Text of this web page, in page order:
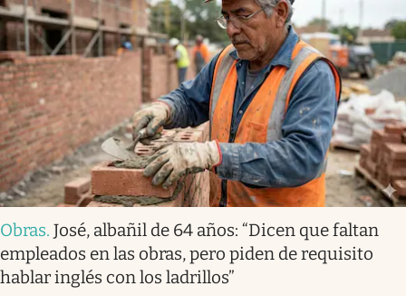
Obras. José, albañil de 64 años: “Dicen que faltan
empleados en las obras, pero piden de requisito
hablar inglés con los ladrillos”